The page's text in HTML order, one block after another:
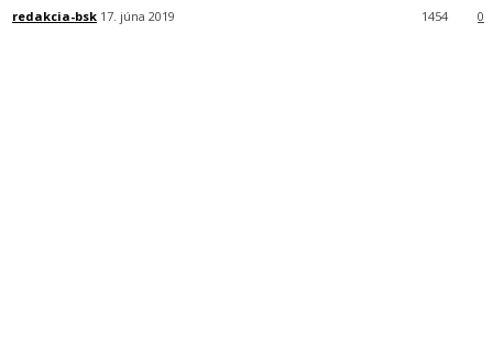
redakcia-bsk 17. júna 2019 0
1454